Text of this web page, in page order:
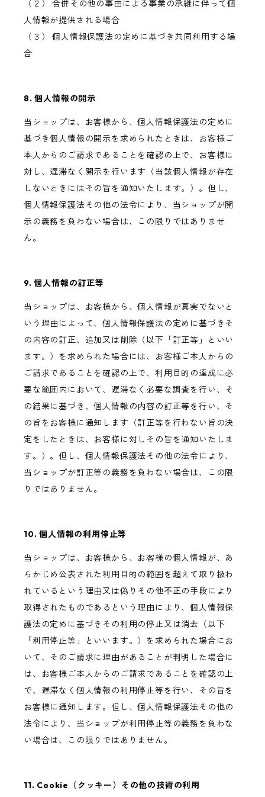
（２） 合併その他の事由による事業の承継に伴って個
人情報が提供される場合
（３） 個人情報保護法の定めに基づき共同利用する場
合
8. 個人情報の開示
当ショップは、お客様から、個人情報保護法の定めに
基づき個人情報の開示を求められたときは、お客様ご
本人からのご請求であることを確認の上で、お客様に
対し、遅滞なく開示を行います（当該個人情報が存在
しないときにはその旨を通知いたします。）。但し、
個人情報保護法その他の法令により、当ショップが開
示の義務を負わない場合は、この限りではありませ
ん。
9. 個人情報の訂正等
当ショップは、お客様から、個人情報が真実でないと
いう理由によって、個人情報保護法の定めに基づきそ
の内容の訂正、追加又は削除（以下「訂正等」といい
ます。）を求められた場合には、お客様ご本人からの
ご請求であることを確認の上で、利用目的の達成に必
要な範囲内において、遅滞なく必要な調査を行い、そ
の結果に基づき、個人情報の内容の訂正等を行い、そ
の旨をお客様に通知します（訂正等を行わない旨の決
定をしたときは、お客様に対しその旨を通知いたしま
す。）。但し、個人情報保護法その他の法令により、
当ショップが訂正等の義務を負わない場合は、この限
りではありません。
10. 個人情報の利用停止等
当ショップは、お客様から、お客様の個人情報が、あ
らかじめ公表された利用目的の範囲を超えて取り扱わ
れているという理由又は偽りその他不正の手段により
取得されたものであるという理由により、個人情報保
護法の定めに基づきその利用の停止又は消去（以下
「利用停止等」といいます。）を求められた場合にお
いて、そのご請求に理由があることが判明した場合に
は、お客様ご本人からのご請求であることを確認の上
で、遅滞なく個人情報の利用停止等を行い、その旨を
お客様に通知します。但し、個人情報保護法その他の
法令により、当ショップが利用停止等の義務を負わな
い場合は、この限りではありません。
11. Cookie（クッキー）その他の技術の利用